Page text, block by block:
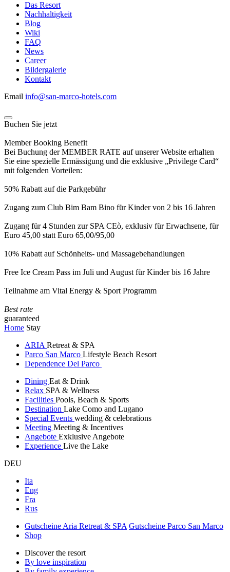
Das Resort
Nachhaltigkeit
Blog
Wiki
FAQ
News
Career
Bildergalerie
Kontakt
Email info@san-marco-hotels.com
Buchen Sie jetzt
Member Booking Benefit
Bei Buchung der MEMBER RATE auf unserer Website erhalten
Sie eine spezielle Ermässigung und die exklusive „Privilege Card“
mit folgenden Vorteilen:
50% Rabatt auf die Parkgebühr
Zugang zum Club Bim Bam Bino für Kinder von 2 bis 16 Jahren
Zugang für 4 Stunden zur SPA CEò, exklusiv für Erwachsene, für
Euro 45,00 statt Euro 65,00/95,00
10% Rabatt auf Schönheits- und Massagebehandlungen
Free Ice Cream Pass im Juli und August für Kinder bis 16 Jahre
Teilnahme am Vital Energy & Sport Programm
Best rate
guaranteed
Home Stay
ARIA Retreat & SPA
Parco San Marco Lifestyle Beach Resort
Dependence Del Parco
Dining Eat & Drink
Relax SPA & Wellness
Facilities Pools, Beach & Sports
Destination Lake Como and Lugano
Special Events wedding & celebrations
Meeting Meeting & Incentives
Angebote Exklusive Angebote
Experience Live the Lake
DEU
Ita
Eng
Fra
Rus
Gutscheine Aria Retreat & SPA Gutscheine Parco San Marco
Shop
Discover the resort
By love inspiration